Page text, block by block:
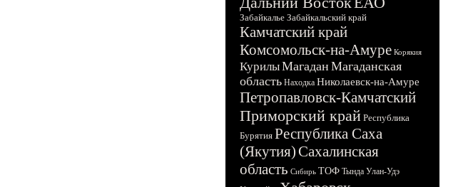
Забайкалье Забайкальский край
Камчатский край
Комсомольск-на-Амуре Корякия
КурилыМагадан Магаданская
область Находка Николаевск-на-Амуре
Петропавловск-Камчатский
Приморский край Республика
Бурятия Республика Саха
(Якутия)Сахалинская
область Сибирь ТОФ Тында Улан-Удэ